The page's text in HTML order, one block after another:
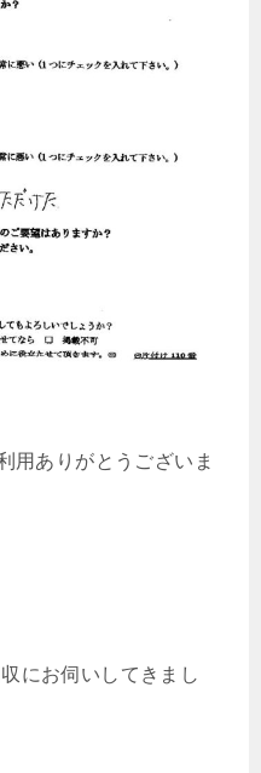
用ありがとうございま
にお伺いしてきまし